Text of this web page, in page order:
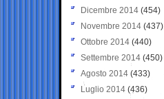
Dicembre 2014 (454)
Novembre 2014 (437)
Ottobre 2014 (440)
Settembre 2014 (450)
Agosto 2014 (433)
Luglio 2014 (436)